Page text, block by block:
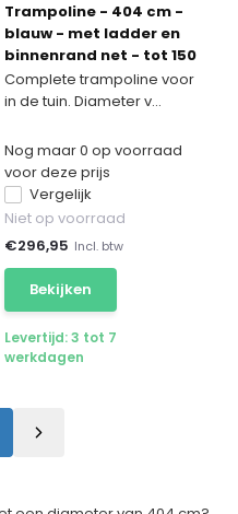
Trampoline - 404 cm -
blauw - met ladder en
binnenrand net - tot 150
kg
Complete trampoline voor
in de tuin. Diameter v...
Nog maar 0 op voorraad
voor deze prijs
Vergelijk
Niet op voorraad
€296,95 Incl. btw
Bekijken
Levertijd: 3 tot 7
werkdagen